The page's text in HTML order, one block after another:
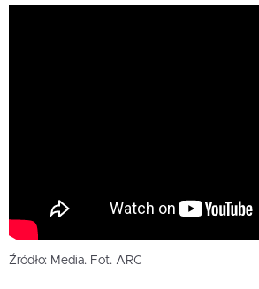
Źródło: Media. Fot. ARC